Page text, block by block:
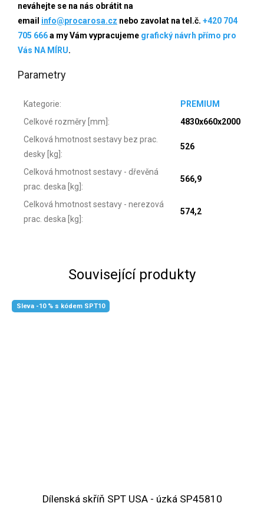
neváhejte se na nás obrátit na
email info@procarosa.cz nebo zavolat na tel.č. +420 704
705 666a my Vám vypracujeme grafický návrh přímo pro
Vás NA MÍRU.
Parametry
Kategorie:
PREMIUM
Celkové rozměry [mm] :
4830x660x2000
Celková hmotnost sestavy bez prac.
desky [kg] :
526
Celková hmotnost sestavy - dřevěná
prac. deska [kg] :
566,9
Celková hmotnost sestavy - nerezová
prac. deska [kg] :
574,2
Související produkty
Sleva -10 % s kódem SPT10
Dílenská skříň SPT USA - úzká SP45810